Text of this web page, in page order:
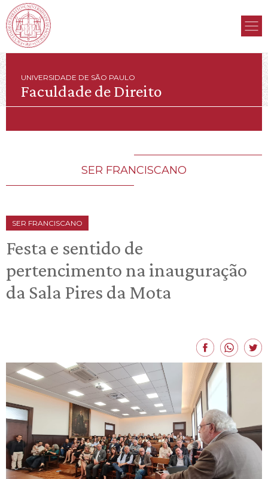
UNIVERSIDADE DE SÃO PAULO
Faculdade de Direito
SER FRANCISCANO
SER FRANCISCANO
Festa e sentido de
pertencimento na inauguração
da Sala Pires da Mota